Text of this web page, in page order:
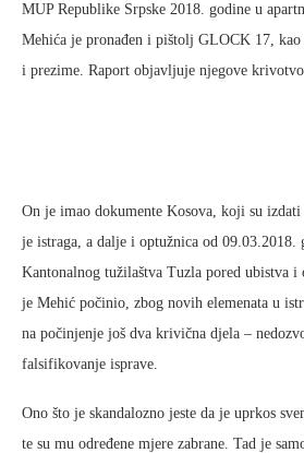
MUP Republike Srpske 2018. godine u
Mehića je pronađen i pištolj GLOCK 17,
i prezime. Raport objavljuje njegove
On je imao dokumente Kosova, koji su izdati
je istraga, a dalje i optužnica od 09.03.2018.
Kantonalnog tužilaštva Tuzla pored ubistva
je Mehić počinio, zbog novih elemenata u
na počinjenje još dva krivična djela –
falsifikovanje isprave.
Ono što je skandalozno jeste da je uprkos
te su mu određene mjere zabrane. Tad je